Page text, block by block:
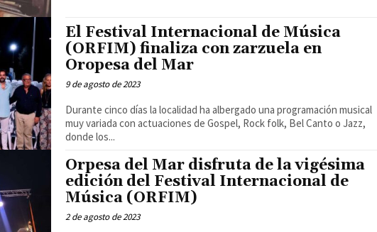
El Festival Internacional de Música
(ORFIM) finaliza con zarzuela en
Oropesa del Mar
9 de agosto de 2023
Durante cinco días la localidad ha albergado una programación musical
muy variada con actuaciones de Gospel, Rock folk, Bel Canto o Jazz,
donde los...
Orpesa del Mar disfruta de la vigésima
edición del Festival Internacional de
Música (ORFIM)
2 de agosto de 2023